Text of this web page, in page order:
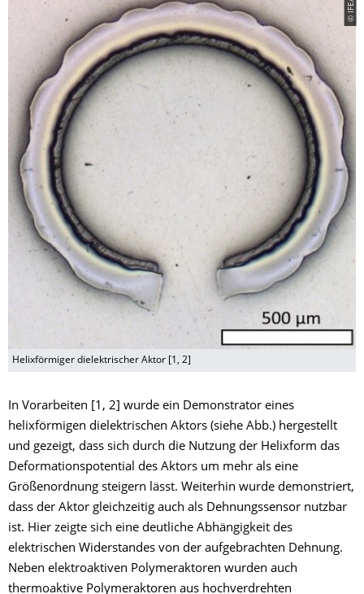
Helixförmiger dielektrischer Aktor [1, 2]
In Vorarbeiten [1, 2] wurde ein Demonstrator eines
helixförmigen dielektrischen Aktors (siehe Abb.) hergestellt
und gezeigt, dass sich durch die Nutzung der Helixform das
Deformationspotential des Aktors um mehr als eine
Größenordnung steigern lässt. Weiterhin wurde demonstriert,
dass der Aktor gleichzeitig auch als Dehnungssensor nutzbar
ist. Hier zeigte sich eine deutliche Abhängigkeit des
elektrischen Widerstandes von der aufgebrachten Dehnung.
Neben elektroaktiven Polymeraktoren wurden auch
thermoaktive Polymeraktoren aus hochverdrehten